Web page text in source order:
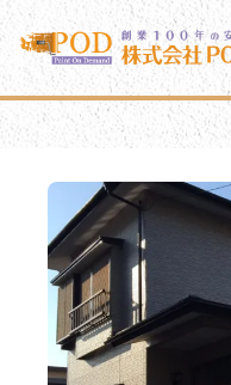
メインコンテンツにス
株式会社ペイント・オ
千葉の外壁塗装・屋根
株式会社ペイント・オ
モバイルメニュー
PODのまちづくり
ご相談と流れ
PODについて